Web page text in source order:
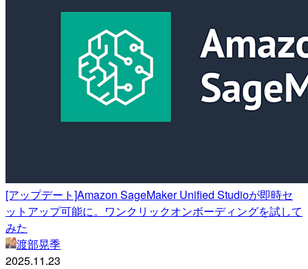
[アップデート]Amazon SageMaker Unified Studioが即時セ
ットアップ可能に。ワンクリックオンボーディングを試して
みた
渡部晃季
2025.11.23